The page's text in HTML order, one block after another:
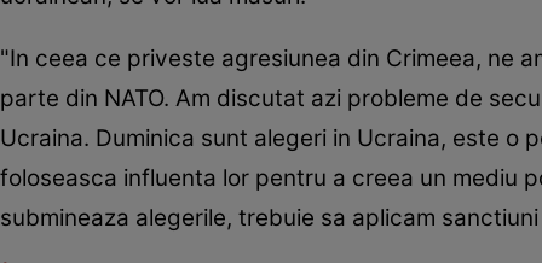
"In ceea ce priveste agresiunea din Crimeea, ne
parte din NATO. Am discutat azi probleme de
Ucraina. Duminica sunt alegeri in Ucraina, este o
foloseasca influenta lor pentru a creea un mediu
submineaza alegerile, trebuie sa aplicam